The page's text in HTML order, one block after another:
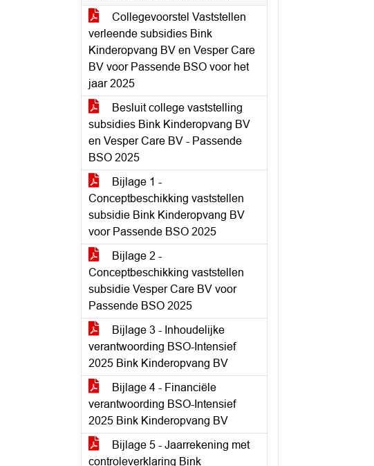
Collegevoorstel Vaststellen
verleende subsidies Bink
Kinderopvang BV en Vesper Care
BV voor Passende BSO voor het
jaar 2025
Besluit college vaststelling
subsidies Bink Kinderopvang BV
en Vesper Care BV - Passende
BSO 2025
Bijlage 1 -
Conceptbeschikking vaststellen
subsidie Bink Kinderopvang BV
voor Passende BSO 2025
Bijlage 2 -
Conceptbeschikking vaststellen
subsidie Vesper Care BV voor
Passende BSO 2025
Bijlage 3 - Inhoudelijke
verantwoording BSO-Intensief
2025 Bink Kinderopvang BV
Bijlage 4 - Financiële
verantwoording BSO-Intensief
2025 Bink Kinderopvang BV
Bijlage 5 - Jaarrekening met
controleverklaring Bink